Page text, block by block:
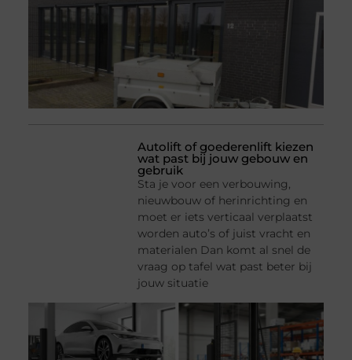
Autolift of goederenlift kiezen
wat past bij jouw gebouw en
gebruik
Sta je voor een verbouwing,
nieuwbouw of herinrichting en
moet er iets verticaal verplaatst
worden auto’s of juist vracht en
materialen Dan komt al snel de
vraag op tafel wat past beter bij
jouw situatie